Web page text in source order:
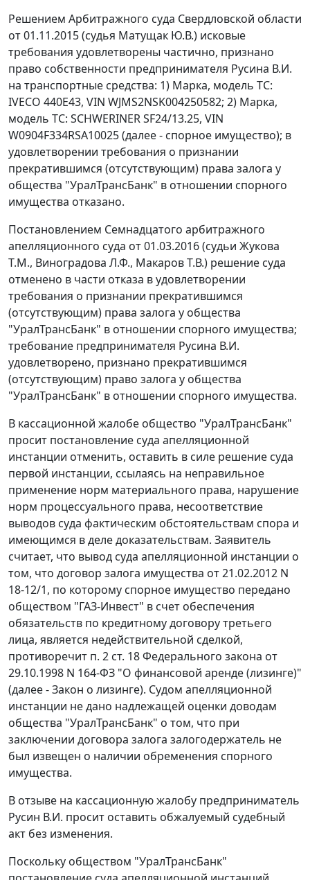
Решением Арбитражного суда Свердловской области
от 01.11.2015 (судья Матущак Ю.В.) исковые
требования удовлетворены частично, признано
право собственности предпринимателя Русина В.И.
на транспортные средства: 1) Марка, модель ТС:
IVECO 440Е43, VIN WJMS2NSK004250582; 2) Марка,
модель ТС: SCHWERINER SF24/13.25, VIN
W0904F334RSA10025 (далее - спорное имущество); в
удовлетворении требования о признании
прекратившимся (отсутствующим) права залога у
общества "УралТрансБанк" в отношении спорного
имущества отказано.
Постановлением Семнадцатого арбитражного
апелляционного суда от 01.03.2016 (судьи Жукова
Т.М., Виноградова Л.Ф., Макаров Т.В.) решение суда
отменено в части отказа в удовлетворении
требования о признании прекратившимся
(отсутствующим) права залога у общества
"УралТрансБанк" в отношении спорного имущества;
требование предпринимателя Русина В.И.
удовлетворено, признано прекратившимся
(отсутствующим) право залога у общества
"УралТрансБанк" в отношении спорного имущества.
В кассационной жалобе общество "УралТрансБанк"
просит постановление суда апелляционной
инстанции отменить, оставить в силе решение суда
первой инстанции, ссылаясь на неправильное
применение норм материального права, нарушение
норм процессуального права, несоответствие
выводов суда фактическим обстоятельствам спора и
имеющимся в деле доказательствам. Заявитель
считает, что вывод суда апелляционной инстанции о
том, что договор залога имущества от 21.02.2012 N
18-12/1, по которому спорное имущество передано
обществом "ГАЗ-Инвест" в счет обеспечения
обязательств по кредитному договору третьего
лица, является недействительной сделкой,
противоречит п. 2 ст. 18 Федерального закона от
29.10.1998 N 164-ФЗ "О финансовой аренде (лизинге)"
(далее - Закон о лизинге). Судом апелляционной
инстанции не дано надлежащей оценки доводам
общества "УралТрансБанк" о том, что при
заключении договора залога залогодержатель не
был извещен о наличии обременения спорного
имущества.
В отзыве на кассационную жалобу предприниматель
Русин В.И. просит оставить обжалуемый судебный
акт без изменения.
Поскольку обществом "УралТрансБанк"